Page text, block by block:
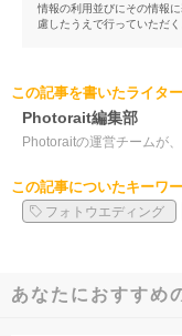
情報の利用並びにその情報
慮したうえで行っていただ
この記事を書いたライター
Photorait編集部
Photoraitの運営チームが
この記事についたキーワ
フォトウエディング
あなたにおすすめ